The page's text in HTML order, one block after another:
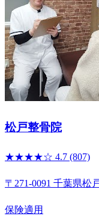
松戸整骨院
★★★★☆ 4.7 (807)
〒271-0091 千葉県松
保険適用